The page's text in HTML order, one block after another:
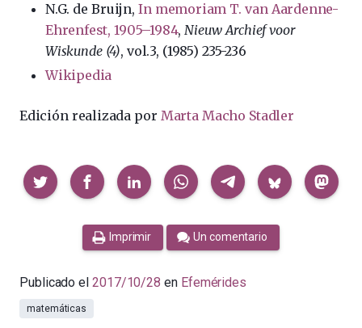
N.G. de Bruijn,In memoriam T. van Aardenne-
Ehrenfest, 1905–1984,Nieuw Archief voor
Wiskunde (4), vol.3, (1985) 235-236
Wikipedia
Edición realizada por Marta Macho Stadler
Compartir
Imprimir Un comentario
Publicado el 2017/10/28 en Efemérides
matemáticas